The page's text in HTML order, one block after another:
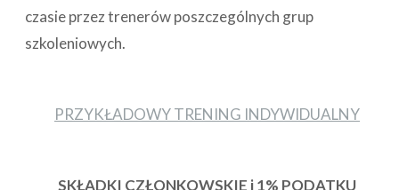
czasie przez trenerów poszczególnych grup
szkoleniowych.
PRZYKŁADOWY TRENING INDYWIDUALNY
SKŁADKI CZŁONKOWSKIE i 1% PODATKU